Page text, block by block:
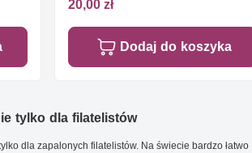
20,00 zł
Dodaj do koszyka
tylko dla filatelistów
dla zapalonych filatelistów. Na świecie bardzo łatwo